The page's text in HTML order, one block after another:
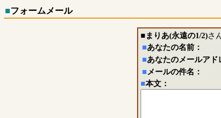
■フォームメール
■ まりあ(永遠の1/2)さ
■あなたの名前：
■あなたのメールアド
■ メールの件名：
■本文：